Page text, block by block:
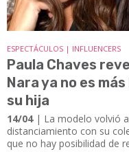
ESPECTÁCULOS | INFLUENCERS
Paula Chaves
Nara ya no es
su hija
14/04| La modelo volvió
distanciamiento con su
que no hay posibilidad de